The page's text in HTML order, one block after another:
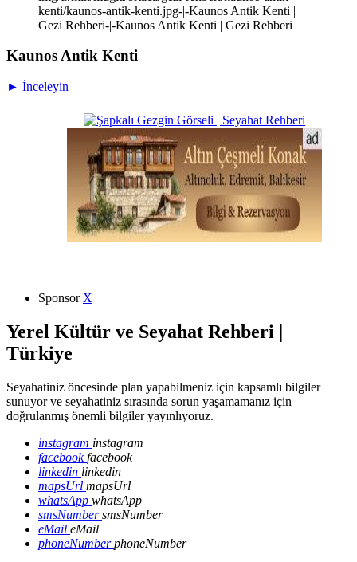
kenti/kaunos-antik-kenti.jpg-|-Kaunos Antik Kenti |
Gezi Rehberi-|-Kaunos Antik Kenti | Gezi Rehberi
Kaunos Antik Kenti
► İnceleyin
Sponsor X
Yerel Kültür ve Seyahat Rehberi |
Türkiye
Seyahatiniz öncesinde plan yapabilmeniz için kapsamlı bilgiler
sunuyor ve seyahatiniz sırasında sorun yaşamamanız için
doğrulanmış önemli bilgiler yayınlıyoruz.
instagram instagram
facebookfacebook
linkedin linkedin
mapsUrl mapsUrl
whatsApp whatsApp
smsNumbersmsNumber
eMail eMail
phoneNumberphoneNumber